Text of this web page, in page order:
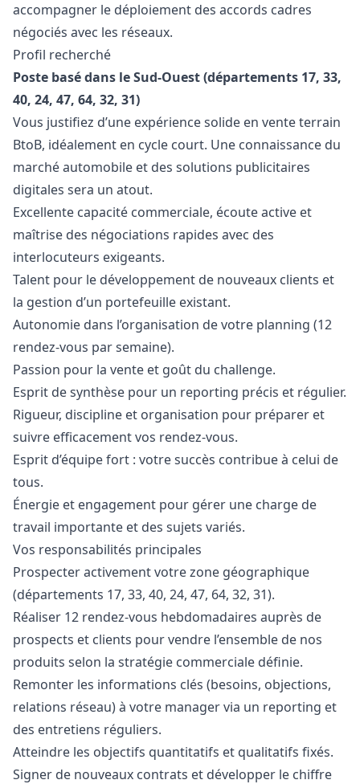
accompagner le déploiement des accords cadres
négociés avec les réseaux.
Profil recherché
Poste basé dans le Sud-Ouest (départements 17, 33,
40, 24, 47, 64, 32, 31)
Vous justifiez d’une expérience solide en vente terrain
BtoB, idéalement en cycle court. Une connaissance du
marché automobile et des solutions publicitaires
digitales sera un atout.
Excellente capacité commerciale, écoute active et
maîtrise des négociations rapides avec des
interlocuteurs exigeants.
Talent pour le développement de nouveaux clients et
la gestion d’un portefeuille existant.
Autonomie dans l’organisation de votre planning (12
rendez-vous par semaine).
Passion pour la vente et goût du challenge.
Esprit de synthèse pour un reporting précis et régulier.
Rigueur, discipline et organisation pour préparer et
suivre efficacement vos rendez-vous.
Esprit d’équipe fort : votre succès contribue à celui de
tous.
Énergie et engagement pour gérer une charge de
travail importante et des sujets variés.
Vos responsabilités principales
Prospecter activement votre zone géographique
(départements 17, 33, 40, 24, 47, 64, 32, 31).
Réaliser 12 rendez-vous hebdomadaires auprès de
prospects et clients pour vendre l’ensemble de nos
produits selon la stratégie commerciale définie.
Remonter les informations clés (besoins, objections,
relations réseau) à votre managervia un reporting et
des entretiens réguliers.
Atteindre les objectifs quantitatifs et qualitatifs fixés.
Signer de nouveaux contrats et développer le chiffre